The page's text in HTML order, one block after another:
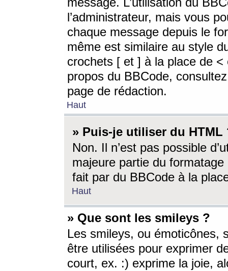
l’administrateur, mais vous
chaque message depuis le
même est similaire au style
crochets [ et ] à la place de <
propos du BBCode,
page de rédaction.
Haut
» Puis-je utiliser du HTML
Non. Il n’est pas possible
majeure partie du
fait par du BBCode à la
Haut
» Que sont les smileys ?
Les smileys, ou émoticônes,
être utilisées pour exprimer
court, ex. :) exprime la joie,